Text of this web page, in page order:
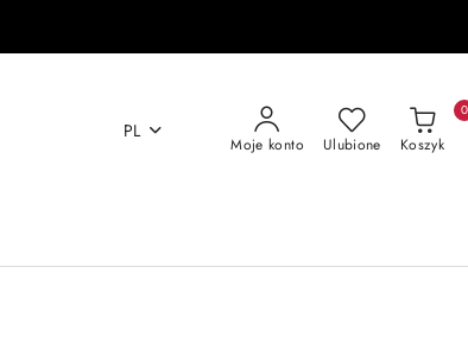
PL
Moje konto Ulubione Koszyk
0